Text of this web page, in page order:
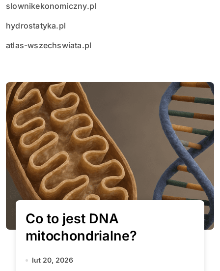
slownikekonomiczny.pl
hydrostatyka.pl
atlas-wszechswiata.pl
Co to jest DNA
mitochondrialne?
lut 20, 2026